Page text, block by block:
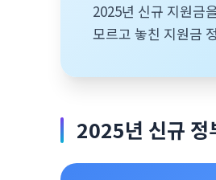
2025년 신규 지원금
모르고 놓친 지원금
2025년 신규 정